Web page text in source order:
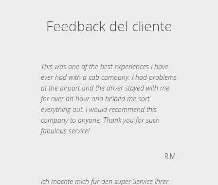
Feedback del cliente
This was one of the best experiences I have
ever had with a cab company. I had problems
at the airport and the driver stayed with me
for over an hour and helped me sort
everything out. I would recommend this
company to anyone. Thank you for such
fabulous service!
R.M.
Ich möchte mich für den super Service Ihrer